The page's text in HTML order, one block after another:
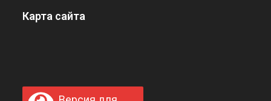
Карта сайта